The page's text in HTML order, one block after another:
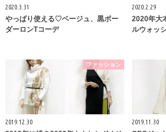
2020.3.31
やっぱり使える♡ベージュ、黒ボー
ダーロンTコーデ
2020.2.29
2020年大
ルウォッ
ファッション
2019.12.30 2019.11.30